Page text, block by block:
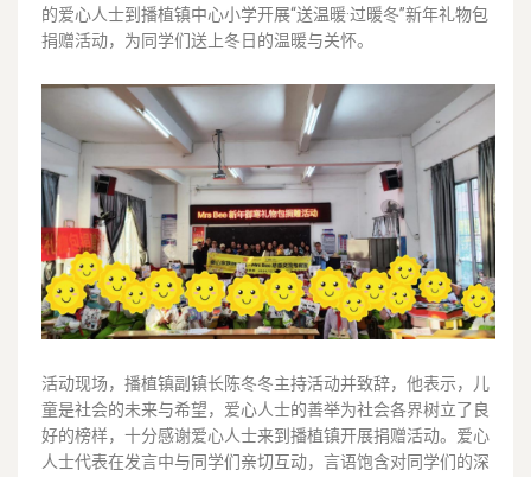
的爱心人士到播植镇中心小学开展“送温暖·过暖冬”新年礼物包
捐赠活动，为同学们送上冬日的温暖与关怀。
活动现场，播植镇副镇长陈冬冬主持活动并致辞，他表示，儿
童是社会的未来与希望，爱心人士的善举为社会各界树立了良
好的榜样，十分感谢爱心人士来到播植镇开展捐赠活动。爱心
人士代表在发言中与同学们亲切互动，言语饱含对同学们的深